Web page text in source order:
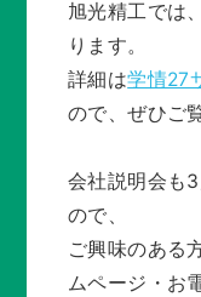
旭光精工では、
ります。
詳細は学情27
ので、ぜひご
会社説明会も
ので、
ご興味のある
ムページ・お